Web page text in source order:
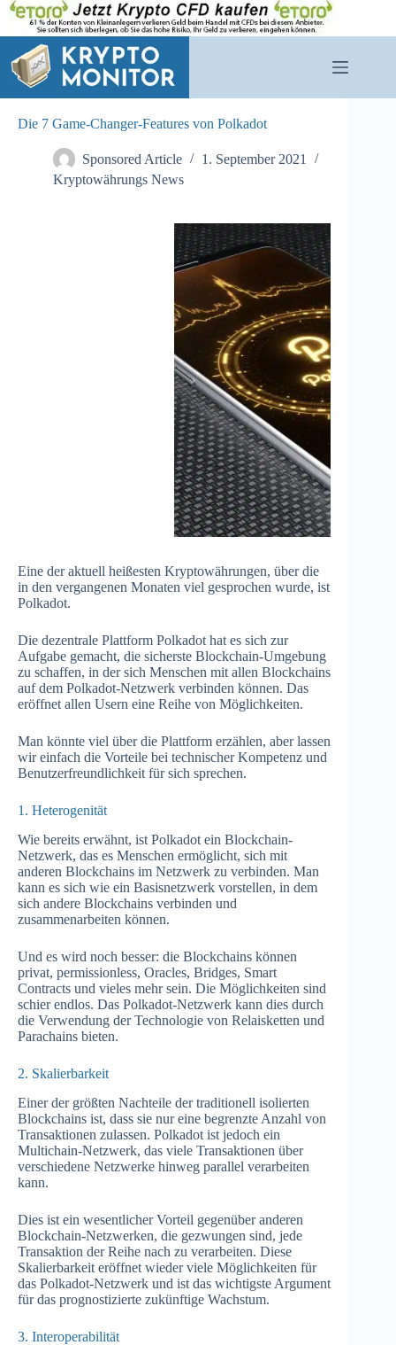
Zum
Inhalt
springen
Die 7 Game-Changer-Features von Polkadot
Sponsored Article
1. September 2021
Kryptowährungs News
Eine der aktuell heißesten Kryptowährungen, über die
in den vergangenen Monaten viel gesprochen wurde, ist
Polkadot.
Die dezentrale Plattform Polkadot hat es sich zur
Aufgabe gemacht, die sicherste Blockchain-Umgebung
zu schaffen, in der sich Menschen mit allen Blockchains
auf dem Polkadot-Netzwerk verbinden können. Das
eröffnet allen Usern eine Reihe von Möglichkeiten.
Man könnte viel über die Plattform erzählen, aber lassen
wir einfach die Vorteile bei technischer Kompetenz und
Benutzerfreundlichkeit für sich sprechen.
1. Heterogenität
Wie bereits erwähnt, ist Polkadot ein Blockchain-
Netzwerk, das es Menschen ermöglicht, sich mit
anderen Blockchains im Netzwerk zu verbinden. Man
kann es sich wie ein Basisnetzwerk vorstellen, in dem
sich andere Blockchains verbinden und
zusammenarbeiten können.
Und es wird noch besser: die Blockchains können
privat, permissionless, Oracles, Bridges, Smart
Contracts und vieles mehr sein. Die Möglichkeiten sind
schier endlos. Das Polkadot-Netzwerk kann dies durch
die Verwendung der Technologie von Relaisketten und
Parachains bieten.
2. Skalierbarkeit
Einer der größten Nachteile der traditionell isolierten
Blockchains ist, dass sie nur eine begrenzte Anzahl von
Transaktionen zulassen. Polkadot ist jedoch ein
Multichain-Netzwerk, das viele Transaktionen über
verschiedene Netzwerke hinweg parallel verarbeiten
kann.
Dies ist ein wesentlicher Vorteil gegenüber anderen
Blockchain-Netzwerken, die gezwungen sind, jede
Transaktion der Reihe nach zu verarbeiten. Diese
Skalierbarkeit eröffnet wieder viele Möglichkeiten für
das Polkadot-Netzwerk und ist das wichtigste Argument
für das prognostizierte zukünftige Wachstum.
3. Interoperabilität